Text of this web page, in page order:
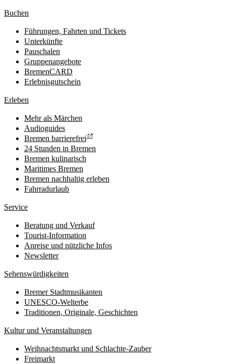
Buchen
Führungen, Fahrten und Tickets
Unterkünfte
Pauschalen
Gruppenangebote
BremenCARD
Erlebnisgutschein
Erleben
Mehr als Märchen
Audioguides
Bremen barrierefrei
24 Stunden in Bremen
Bremen kulinarisch
Maritimes Bremen
Bremen nachhaltig erleben
Fahrradurlaub
Service
Beratung und Verkauf
Tourist-Information
Anreise und nützliche Infos
Newsletter
Sehenswürdigkeiten
Bremer Stadtmusikanten
UNESCO-Welterbe
Traditionen, Originale, Geschichten
Kultur und Veranstaltungen
Weihnachtsmarkt und Schlachte-Zauber
Freimarkt